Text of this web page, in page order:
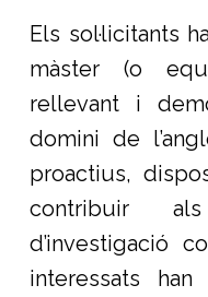
Els sol·licitants
màster (o
rellevant i
domini de
proactius,
contribuir
d’investigació
interessats han